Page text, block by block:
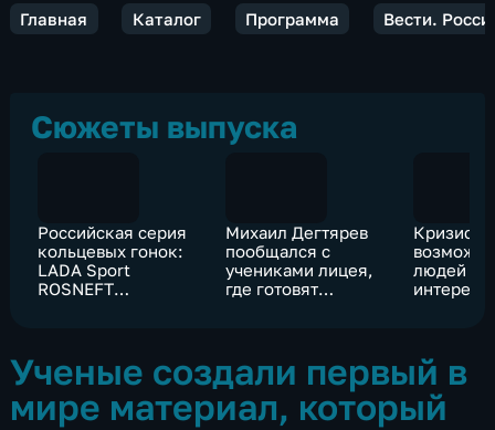
Главная Каталог Программа Вести.
Сюжеты выпуска
Российская серия
кольцевых гонок:
LADA Sport
ROSNEFT
Михаил Дегтярев
пообщался с
учениками лицея,
где готовят
Кризис –
людей
Ученые создали первый в
мире материал, который